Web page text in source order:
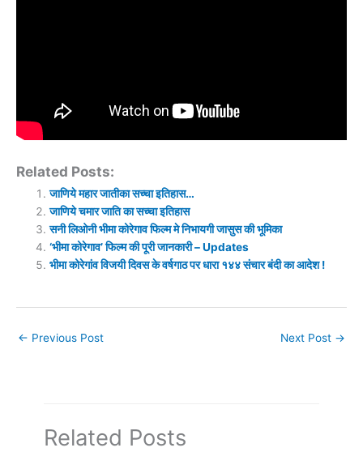
Related Posts:
जाणिये महार जातीका सच्चा इतिहास…
जाणिये चमार जाति का सच्चा इतिहास
सनी लिओनी भीमा कोरेगाव फिल्म मे निभायगी जासुस की भूमिका
‘भीमा कोरेगाव’ फिल्म की पूरी जानकारी – Updates
भीमा कोरेगांव विजयी दिवस के वर्षगाठ पर धारा १४४ संचार बंदी का आदेश !
← Previous Post Next Post →
Related Posts